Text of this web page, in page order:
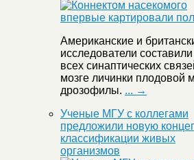
Американские и
исследователи составили
всех синаптических
мозге личинки плодовой
дрозофилы. ... →
Ученые МГУ с коллегами
предложили новую
классификации живых
организмов